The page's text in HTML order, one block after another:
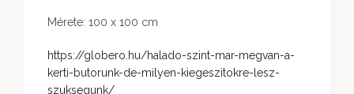
Mérete: 100 x 100 cm
https://globero.hu/halado-szint-mar-megvan-a-
kerti-butorunk-de-milyen-kiegeszitokre-lesz-
szuksegunk/